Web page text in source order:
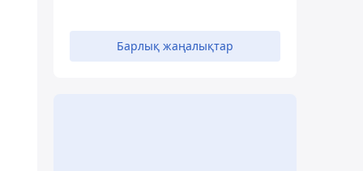
Барлық жаңалықтар